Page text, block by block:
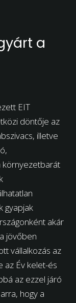
a
EIT
döntője az
illetve
gyapjak
akár
jövőben
vállalkozás az
az Év kelet-és
az ezzel járó
hogy a